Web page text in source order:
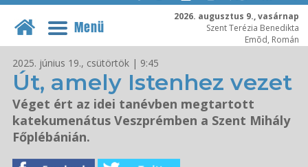
2026. augusztus 9., vasárnap
Szent Terézia Benedikta
Emõd, Román
Menü
2025. június 19., csütörtök | 9:45
Út, amely Istenhez vezet
Véget ért az idei tanévben megtartott
katekumenátus Veszprémben a Szent Mihály
Főplébánián.